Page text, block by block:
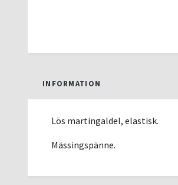
INFORMATION
Lös martingaldel, elastisk.
Mässingspänne.